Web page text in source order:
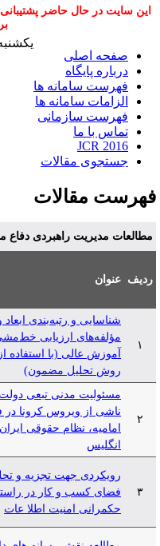
این سایت در حال حاضر
صفحه اصلی
درباره پایگاه
فهرست سامانه ها
الزامات سامانه ها
فهرست سازمانی
تماس با ما
JCR 2016
جستجوی مقالات
یکشنبه 18 مرداد 1405
مقالات
مطالعات مدیریت راهبردی دفاع
ردیف عنوان
شناسایی و رتبه‌بندی ابعاد و
مؤلفه‌های ارزیابی خط‌مشی‌
آموزش عالی (با استفاده از
روش تحلیل مضمون)
مسئولیت مدنی تبعی دولت
ناشی از ویروس کرونا در
امامیه، نظام حقوقی ایران و
انگلیس
رویکردی جهت تجزیه و
فضای کسب و کار در
حکمرانی امنیت اطلا عات